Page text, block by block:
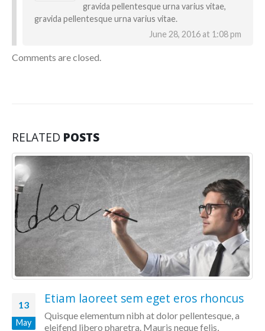
gravida pellentesque urna varius vitae,
gravida pellentesque urna varius vitae.
June 28, 2016 at 1:08 pm
Comments are closed.
RELATED POSTS
13
May
Etiam laoreet sem eget eros rhoncus
Quisque elementum nibh at dolor pellentesque, a
eleifend libero pharetra. Mauris neque felis,